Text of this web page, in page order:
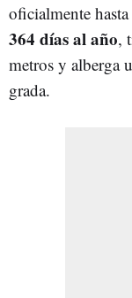
oficialmente
364 días al año,
metros y alberga
grada.